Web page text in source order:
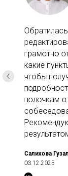
грамотно
какие
чтобы
полочкам
Салихова
03.12.2025